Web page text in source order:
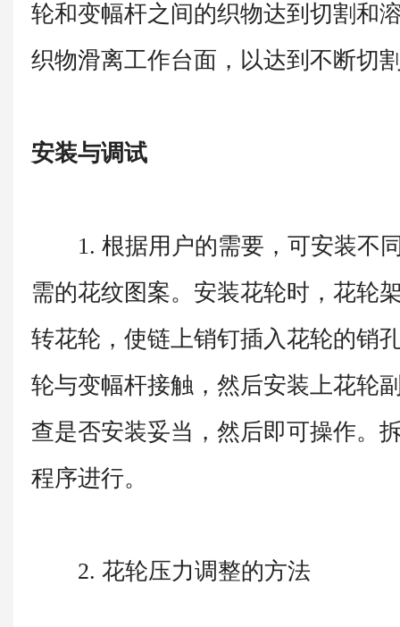
轮和变幅杆之间的织物达到切割和
织物滑离工作台面，以达到不断切
安装与调试
1. 根据用户的需要，可安装不
需的花纹图案。安装花轮时，花轮
转花轮，使链上销钉插入花轮的销
轮与变幅杆接触，然后安装上花轮
查是否安装妥当，然后即可操作。
程序进行。
2. 花轮压力调整的方法